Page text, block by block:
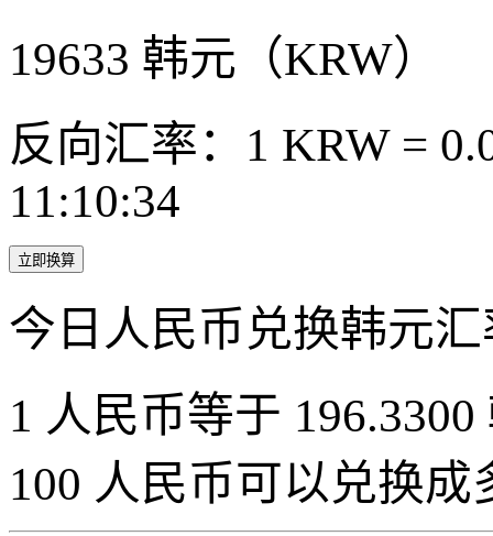
19633 韩元（KRW）
反向汇率：1 KRW =
11:10:34
立即换算
今日人民币兑换韩元
1 人民币等于
100 人民币可以兑换成